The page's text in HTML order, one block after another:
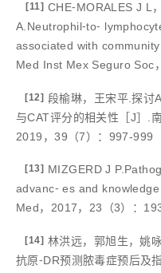
[11] CHE⁃MORALES J L
A.Neutrophil⁃to⁃
associated with
Med Inst Mex Seguro Soc
[12] 段榆琳，王宋平.探讨
与CAT评分的相关性［J］.
2019，39（7）：997-999
[13] MIZGERD J
advanc⁃ es and
Med，2017，23（3）：
[14] 林洪远，郭旭生，姚
抗原⁃DR预测脓毒症预后及